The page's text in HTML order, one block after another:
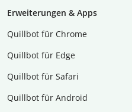
Erweiterungen & Apps
Quillbot für Chrome
Quillbot für Edge
Quillbot für Safari
Quillbot für Android